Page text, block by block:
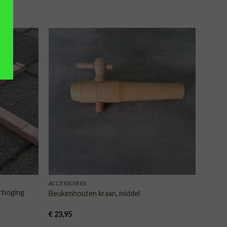
ACCESSOIRES
Beukenhouten kraan, middel
€23,95